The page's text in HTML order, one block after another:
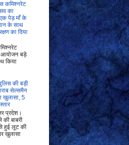
कमिश्नरेट
का
पेड़ माँ के
के साथ
का दिया
आयोजन बड़े
किया
की बड़ी
सेल्समैन
खुलासा, 5
प्रदेश।
की बाबरी
हुई लूट की
खुलासा